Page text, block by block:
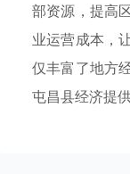
部资源，提高
业运营成本，
仅丰富了地方
屯昌县经济提